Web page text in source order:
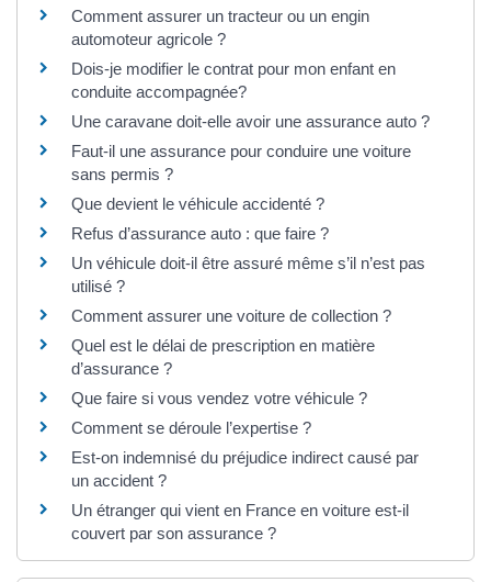
Comment assurer un tracteur ou un engin
automoteur agricole ?
Dois-je modifier le contrat pour mon enfant en
conduite accompagnée?
Une caravane doit-elle avoir une assurance auto ?
Faut-il une assurance pour conduire une voiture
sans permis ?
Que devient le véhicule accidenté ?
Refus d’assurance auto : que faire ?
Un véhicule doit-il être assuré même s’il n’est pas
utilisé ?
Comment assurer une voiture de collection ?
Quel est le délai de prescription en matière
d’assurance ?
Que faire si vous vendez votre véhicule ?
Comment se déroule l’expertise ?
Est-on indemnisé du préjudice indirect causé par
un accident ?
Un étranger qui vient en France en voiture est-il
couvert par son assurance ?